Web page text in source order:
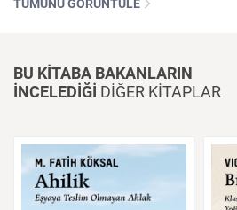
TÜMÜNÜ GÖRÜNTÜLE
BU KİTABA BAKANLARIN
İNCELEDİĞİ DİĞER KİTAPLAR